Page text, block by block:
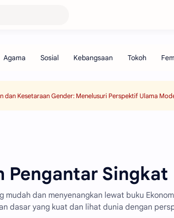
dan Kesetaraan Gender: Menelusuri Perspektif Ulama
Pengantar Singkat
mudah dan menyenangkan lewat buku
dasar yang kuat dan lihat dunia dengan